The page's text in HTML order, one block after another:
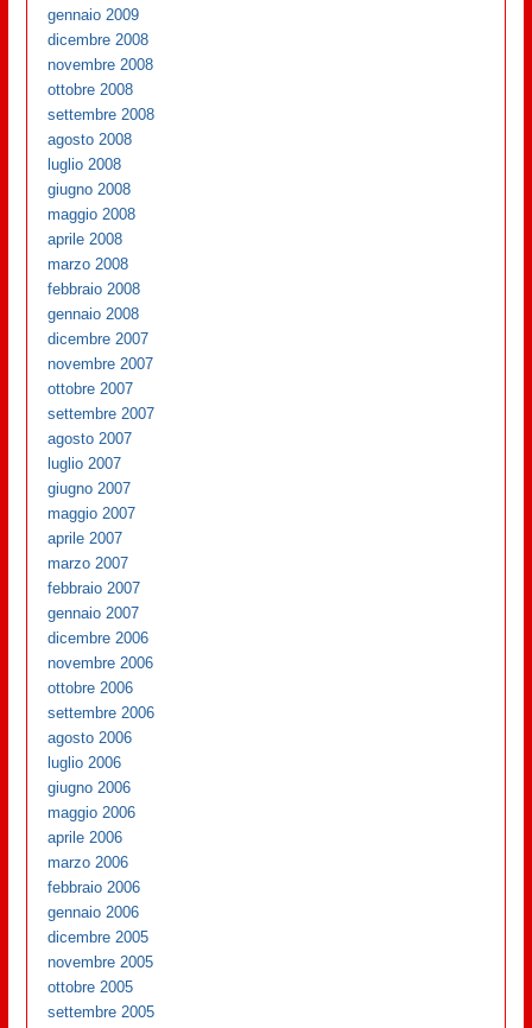
gennaio 2009
dicembre 2008
novembre 2008
ottobre 2008
settembre 2008
agosto 2008
luglio 2008
giugno 2008
maggio 2008
aprile 2008
marzo 2008
febbraio 2008
gennaio 2008
dicembre 2007
novembre 2007
ottobre 2007
settembre 2007
agosto 2007
luglio 2007
giugno 2007
maggio 2007
aprile 2007
marzo 2007
febbraio 2007
gennaio 2007
dicembre 2006
novembre 2006
ottobre 2006
settembre 2006
agosto 2006
luglio 2006
giugno 2006
maggio 2006
aprile 2006
marzo 2006
febbraio 2006
gennaio 2006
dicembre 2005
novembre 2005
ottobre 2005
settembre 2005